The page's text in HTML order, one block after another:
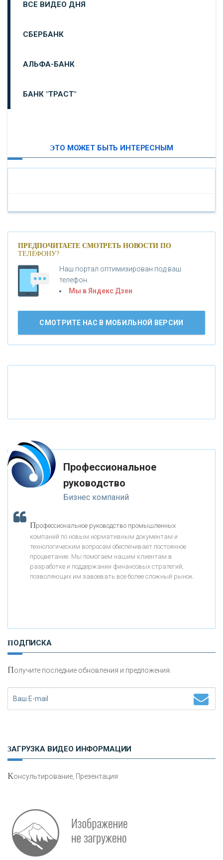
ВСЕ ВИДЕО ДНЯ
СБЕРБАНК
АЛЬФА-БАНК
БАНК "ТРАСТ"
«БАНК САНКТ-ПЕТЕРБУРГ»
«ПРОМСВЯЗЬБАНК»
«НОВИКОМБАНК»
«ВНЕШПРОМБАНК»
«БАНК ЮГРА»
«ТРАСТ»
«ГАЗПРОМБАНК»
«МОСКОВСКИЙ КРЕДИТНЫЙ БАНК»
«БАНК ВОЗРОЖДЕНИЕ»
«ТАТФОНДБАНК»
«ЗАПСИБКОМБАНК»
«РОСЕВРОБАНК»
«ПРЕСС-СЛУЖБА ВТБ24»
«АВТОГРАДБАНК»
ЭТО МОЖЕТ БЫТЬ ИНТЕРЕСНЫМ
ПРЕДПОЧИТАЕТЕ СМОТРЕТЬ НОВОСТИ ПО
ТЕЛЕФОНУ?
Наш портал оптимизирован под ваш
телефон.
Мы в Яндекс Дзен
СМОТРИТЕ НАС В МОБИЛЬНОЙ ВЕРСИИ
Профессиональное
руководство
Бизнес компаний
Профессиональное руководство промышленных
компаний по новым нормативным документам и
технологическим вопросам обеспечивает постоянное
процветание. Мы помогаем нашим клиентам в
разработке и поддержании финансовых стратегий,
позволяющих им завоевать все более сложный рынок.
ПОДПИСКА
Получите последние обновления и предложения.
ЗАГРУЗКА ВИДЕО ИНФОРМАЦИИ
Консультирование, Презентация